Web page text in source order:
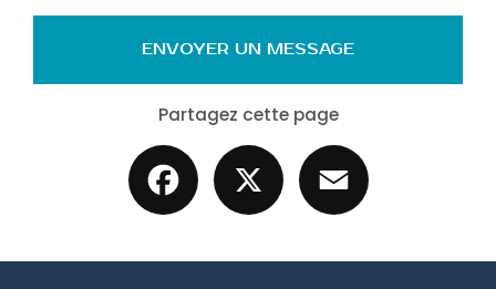
ENVOYER UN MESSAGE
Partagez cette page
Facebook